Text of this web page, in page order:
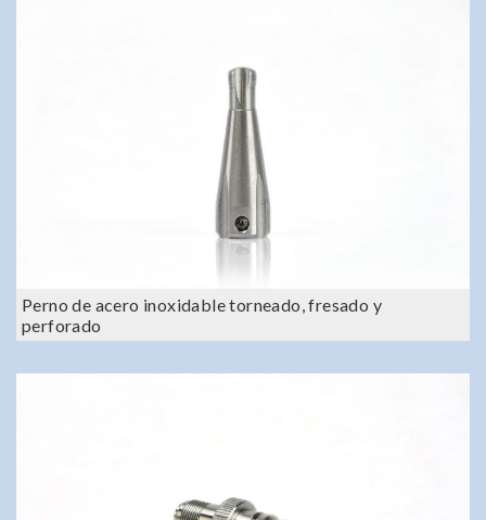
Perno de acero inoxidable torneado, fresado y
perforado